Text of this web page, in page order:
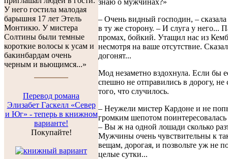
У него гостила малодая
барышня 17 лет Этель
Монтикю. У мистера
Солтины были темные
короткие волосы к усам и
бакинбардам очень
черным и вьющимся...»
Перевод романа
Элизабет Гаскелл «Север
и Юг» - теперь в книжном
варианте!
Покупайте!
знаю о мужчинах?»
– Очень видный господин, – сказала
в ту же сторону. – И слуга у него...
промах, бойкий. Утащил нас из
несмотря на ваше отсутствие.
догонят...
Мод незаметно вздохнула. Если бы
спешно не отправились в дорогу, не
того, что случилось.
– Неужели мистер Кардоне и не
громким шепотом
– Вы ж на одной лошади сколько
Мужчины очень чувствительны к
вещам, дорогая, и позвольте уж не
целые сутки...